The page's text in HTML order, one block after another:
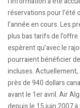
réservations pour l’été
l’année en cours. Les
plus bas tarifs de
espèrent qu’avec le
pourraient bénéficier
incluses.
près de 940 dollars
avant le 1er avril. Air